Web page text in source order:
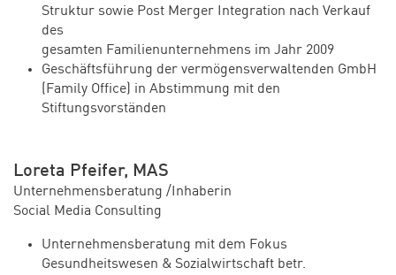
Struktur sowie Post Merger Integration nach Verkauf
des
gesamten Familienunternehmens im Jahr 2009
Geschäftsführung der vermögensverwaltenden GmbH
(Family Office) in Abstimmung mit den
Stiftungsvorständen
Loreta Pfeifer, MAS
Unternehmensberatung /Inhaberin
Social Media Consulting
Unternehmensberatung mit dem Fokus
Gesundheitswesen & Sozialwirtschaft betr.